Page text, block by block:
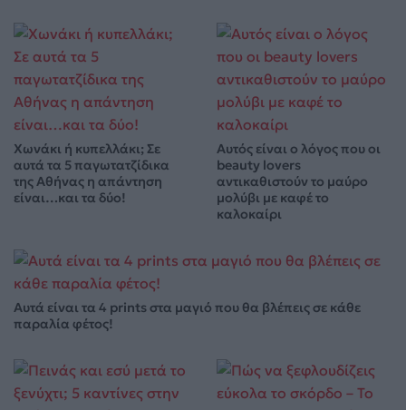
Χωνάκι ή κυπελλάκι; Σε
αυτά τα 5 παγωτατζίδικα
της Αθήνας η απάντηση
είναι…και τα δύο!
Αυτός είναι ο λόγος που οι
beauty lovers
αντικαθιστούν το μαύρο
μολύβι με καφέ το
καλοκαίρι
Αυτά είναι τα 4 prints στα μαγιό που θα βλέπεις σε κάθε
παραλία φέτος!